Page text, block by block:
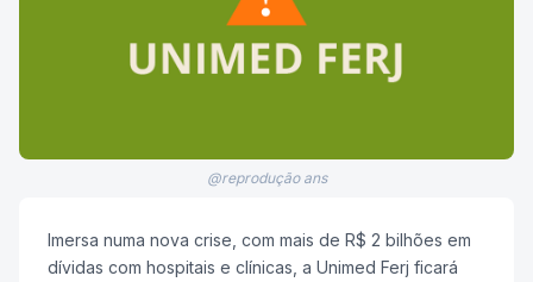
@reprodução ans
Imersa numa nova crise, com mais de R$ 2 bilhões em
dívidas com hospitais e clínicas, a Unimed Ferj ficará